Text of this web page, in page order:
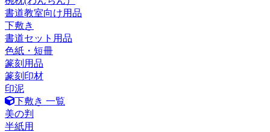
書道教室向け用品
下敷き
書道セット用品
色紙・短冊
篆刻用品
篆刻印材
印泥
下敷き 一覧
美の判
半紙用